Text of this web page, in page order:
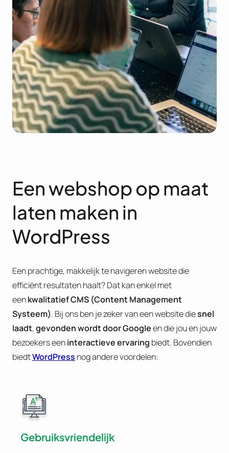
Een webshop op maat
laten maken in
WordPress
Een prachtige, makkelijk te navigeren website die
efficiënt resultaten haalt? Dat kan enkel met
eenkwalitatief CMS (Content Management
Systeem). Bij ons ben je zeker van een website diesnel
laadt,gevonden wordt door Googleen die jou en jouw
bezoekers eeninteractieve ervaring biedt. Bovendien
biedtWordPress nog andere voordelen:
Gebruiksvriendelijk